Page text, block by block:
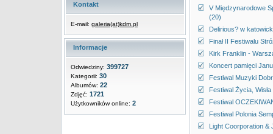
Kontakt
E-mail: galeria(at)kdm.pl
Informacje
Odwiedziny: 399727
Kategorii: 30
Albumów: 22
Zdjęć: 1721
Użytkowników online: 2
V Międzynarodowe
(20)
Delirious? w
Finał II Festiwalu
Kirk Franklin -
Koncert pamięci
Festiwal Muzyki
Festiwal Życia,
Festiwal
Festiwal Polonia
Light Coorporation